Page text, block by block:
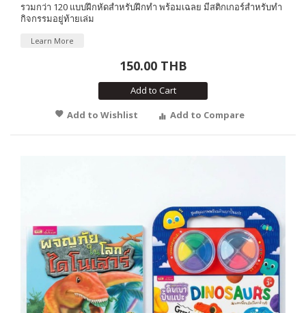
รวมกว่า 120 แบบฝึกหัดสำหรับฝึกทำ พร้อมเฉลย มีสติกเกอร์สำหรับทำ
กิจกรรมอยู่ท้ายเล่ม
Learn More
150.00 THB
Add to Cart
Add to Wishlist
Add to Compare